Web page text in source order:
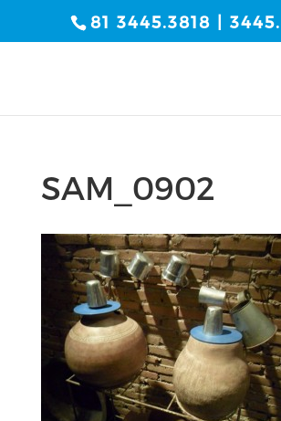
81 3445.3818 |
SAM_0902